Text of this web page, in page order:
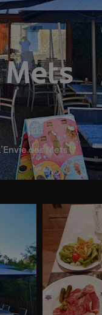
Mets
des Mets